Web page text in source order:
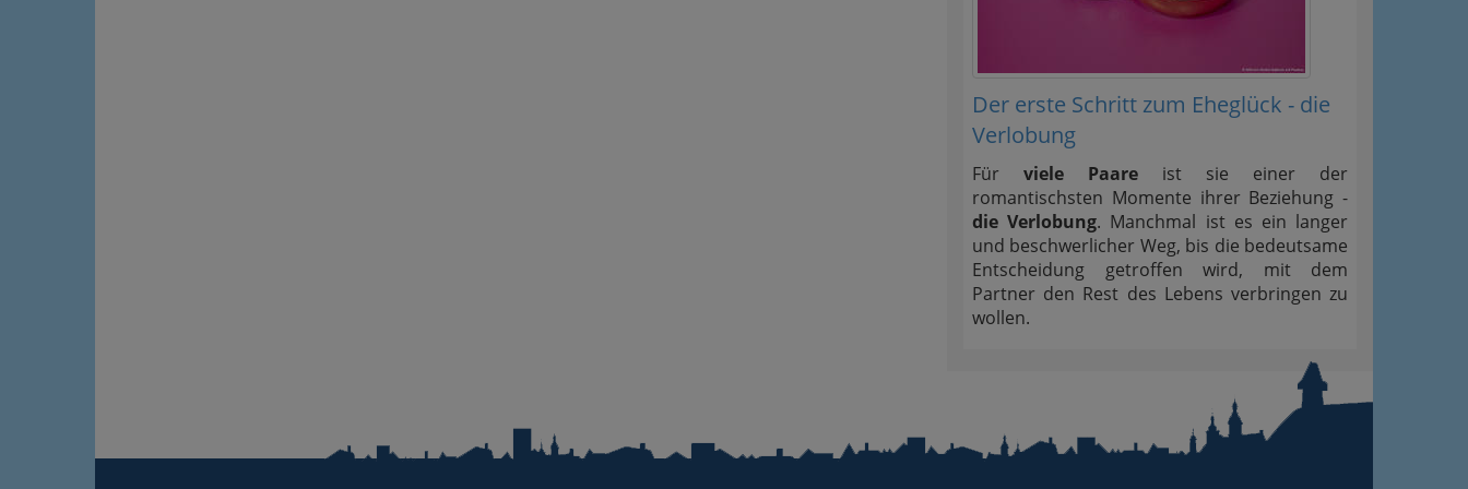
Der erste Schritt zum Eheglück - die
Verlobung
Für viele Paare ist sie einer der
romantischsten Momente ihrer Beziehung -
die Verlobung. Manchmal ist es ein langer
und beschwerlicher Weg, bis die bedeutsame
Entscheidung getroffen wird, mit dem
Partner den Rest des Lebens verbringen zu
wollen.